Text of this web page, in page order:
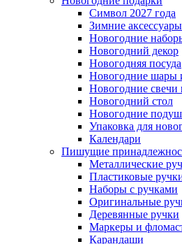
Символ 2027 года
Зимние аксессуары
Новогодние
Новогодний декор
Новогодняя посуда
Новогодние шары
Новогодние свечи
Новогодний стол
Новогодние
Упаковка для
Календари
Пишущие
Металлические
Пластиковые
Наборы с ручками
Оригинальные
Деревянные ручки
Маркеры и
Карандаши